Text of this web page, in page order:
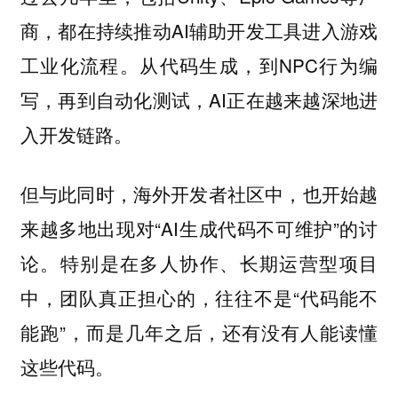
商，都在持续推动AI辅助开发工具进入游戏
工业化流程。从代码生成，到NPC行为编
写，再到自动化测试，AI正在越来越深地进
入开发链路。
但与此同时，海外开发者社区中，也开始越
来越多地出现对“AI生成代码不可维护”的讨
论。特别是在多人协作、长期运营型项目
中，团队真正担心的，往往不是“代码能不
能跑”，而是几年之后，还有没有人能读懂
这些代码。